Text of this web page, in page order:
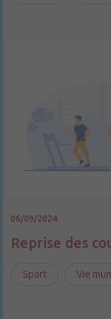
06/09/2024
Reprise des
Sport Vie